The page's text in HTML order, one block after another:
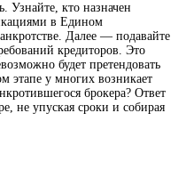
Узнайте, кто назначен
в Едином
Далее — подавайте
кредиторов. Это
будет претендовать
этапе у многих возникает
брокера? Ответ
не упуская сроки и собирая